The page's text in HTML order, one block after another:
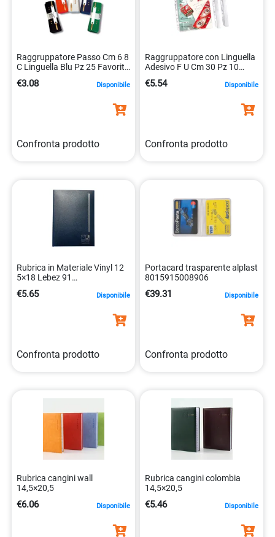
Raggruppatore Passo Cm 6 8
C Linguella Blu Pz 25 Favorit
€3.08 Disponibile
Confronta prodotto
Raggruppatore con Linguella
Adesivo F U Cm 30 Pz 10
€5.54 Disponibile
Confronta prodotto
Rubrica in Materiale Vinyl 12
5×18 Lebez 91
€5.65 Disponibile
Confronta prodotto
Portacard trasparente alplast
8015915008906
€39.31 Disponibile
Confronta prodotto
Rubrica cangini wall
14,5×20,5
€6.06 Disponibile
Rubrica cangini colombia
14,5×20,5
€5.46 Disponibile